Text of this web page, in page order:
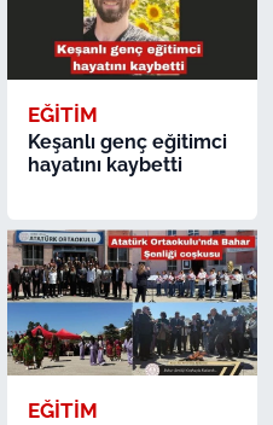
EĞİTİM
Keşanlı genç eğitimci
hayatını kaybetti
EĞİTİM